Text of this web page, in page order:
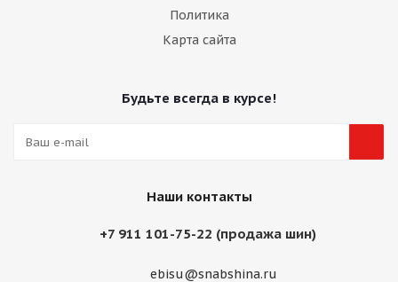
Политика
Карта сайта
Будьте всегда в курсе!
Наши контакты
+7 911 101-75-22 (продажа шин)
ebisu@snabshina.ru